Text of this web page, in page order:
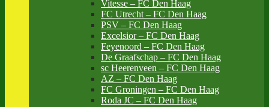
Vitesse – FC Den Haag
FC Utrecht – FC Den Haag
PSV – FC Den Haag
Excelsior – FC Den Haag
Feyenoord – FC Den Haag
De Graafschap – FC Den Haag
sc Heerenveen – FC Den Haag
AZ – FC Den Haag
FC Groningen – FC Den Haag
Roda JC – FC Den Haag